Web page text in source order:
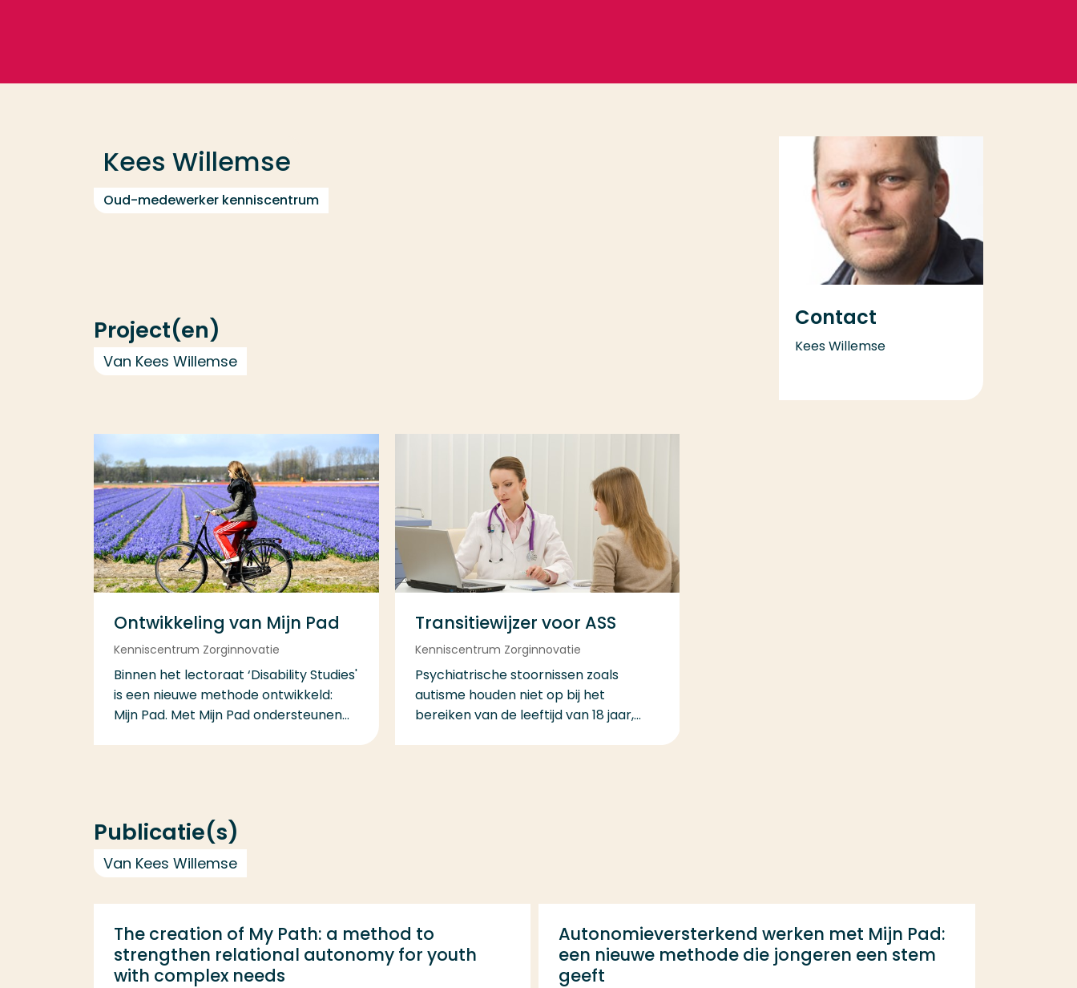
Kees Willemse
Oud-medewerker kenniscentrum
Contact
Kees Willemse
Project(en)
Van Kees Willemse
Ontwikkeling van Mijn Pad
Kenniscentrum Zorginnovatie
Binnen het lectoraat ‘Disability Studies'
is een nieuwe methode ontwikkeld:
Mijn Pad. Met Mijn Pad ondersteunen...
Transitiewijzer voor ASS
Kenniscentrum Zorginnovatie
Psychiatrische stoornissen zoals
autisme houden niet op bij het
bereiken van de leeftijd van 18 jaar,...
Publicatie(s)
Van Kees Willemse
The creation of My Path: a method to
strengthen relational autonomy for youth
with complex needs
Autonomieversterkend werken met Mijn Pad:
een nieuwe methode die jongeren een stem
geeft